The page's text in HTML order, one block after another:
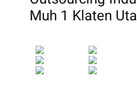
Muh 1 Klaten